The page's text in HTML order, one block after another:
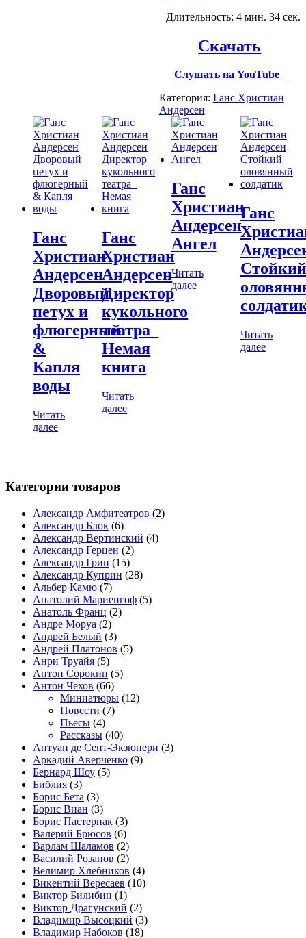
Длительность: 4 мин. 34 сек.
Скачать
Слушать на YouTube
Категория: Ганс Христиан
Андерсен
Ганс
Христиан
Андерсен
Дворовый
петух и
флюгерный
&
Капля
воды
Читать
далее
Ганс
Христиан
Андерсен
Директор
кукольного
театра_
Немая
книга
Читать
далее
Ганс
Христиан
Андерсен
Ангел
Читать
далее
Ганс
Стойкий
Читать
далее
Категории товаров
Александр Амфитеатров (2)
Александр Блок (6)
Александр Вертинский (4)
Александр Герцен (2)
Александр Грин (15)
Александр Куприн (28)
Альбер Камю (7)
Анатолий Мариенгоф (5)
Анатоль Франц (2)
Андре Моруа (2)
Андрей Белый (3)
Андрей Платонов (5)
Анри Труайя (5)
Антон Сорокин (5)
Антон Чехов (66)
Миниатюры (12)
Повести (7)
Пьесы (4)
Рассказы (40)
Антуан де Сент-Экзюпери (3)
Аркадий Аверченко (9)
Бернард Шоу (5)
Библия (3)
Борис Бета (3)
Борис Виан (3)
Борис Пастернак (3)
Валерий Брюсов (6)
Варлам Шаламов (2)
Василий Розанов (2)
Велимир Хлебников (4)
Викентий Вересаев (10)
Виктор Билибин (1)
Виктор Драгунский (2)
Владимир Высоцкий (3)
Владимир Набоков (18)